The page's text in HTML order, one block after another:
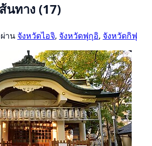
นทาง (17)
าน จังหวัดไอจิ, จังหวัดฟุกุอิ, จังหวัดกิฟุ